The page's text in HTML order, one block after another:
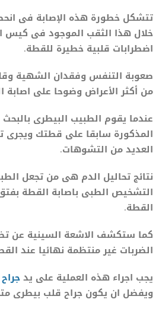
تتشكل خطورة هذه الإصابة فى
خلال هذا الثقب الموجود فى كيس
اضطرابات قلبية خطيرة للقطة.
صعوبة التنفس وفقدان الشهية
من أكثر الأعراض وضوحا على اصابة
عندما يقوم الطبيب البيطرى
المذكورة سابقا على قطتك ويجرى
العديد من التشوهات.
نتائج تحاليل الدم هى من تجعل
التشخيص الطبى باصابة القطة
القطة.
كما ستكشف الاشعة السينية عن
الضربات غير منتظمة نهائيا عند
يجب اجراء هذه العملية على يد
ويفضل ان يكون جراح قلب بيطرى